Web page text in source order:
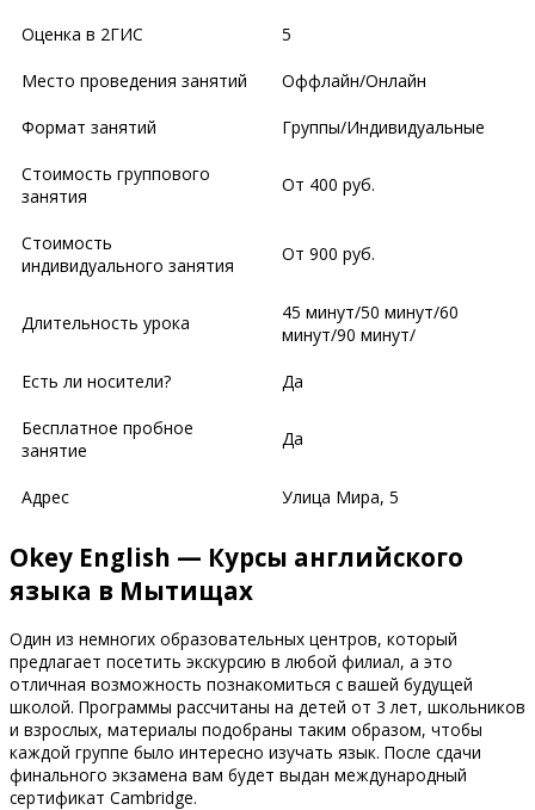
Оценка в 2ГИС 5
Место проведения занятий Оффлайн/Онлайн
Формат занятий Группы/Индивидуальные
Стоимость группового
занятия
От 400 руб.
Стоимость
индивидуального занятия
От 900 руб.
Длительность урока
45 минут/50 минут/60
минут/90 минут/
Есть ли носители? Да
Бесплатное пробное
занятие
Да
Адрес ​Улица Мира, 5
Okey English — Курсы английского
языка в Мытищах
Один из немногих образовательных центров, который
предлагает посетить экскурсию в любой филиал, а это
отличная возможность познакомиться с вашей будущей
школой. Программы рассчитаны на детей от 3 лет, школьников
и взрослых, материалы подобраны таким образом, чтобы
каждой группе было интересно изучать язык. После сдачи
финального экзамена вам будет выдан международный
сертификат Cambridge.